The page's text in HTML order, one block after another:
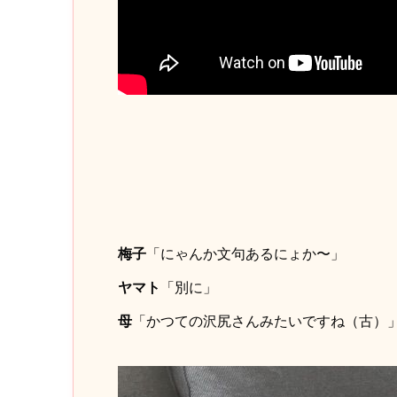
梅子「にゃんか文句あるにょか〜」
ヤマト 「別に」
母「かつての沢尻さんみたいですね（古）